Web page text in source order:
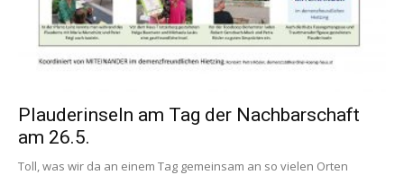
Plauderinseln am Tag der Nachbarschaft
am 26.5.
Toll, was wir da an einem Tag gemeinsam an so vielen Orten